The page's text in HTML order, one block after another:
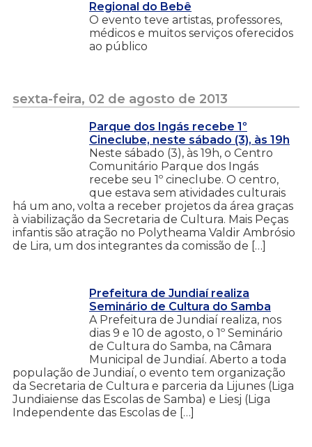
Regional do Bebê
O evento teve artistas, professores,
médicos e muitos serviços oferecidos
ao público
sexta-feira, 02 de agosto de 2013
Parque dos Ingás recebe 1º
Cineclube, neste sábado (3), às 19h
Neste sábado (3), às 19h, o Centro
Comunitário Parque dos Ingás
recebe seu 1º cineclube. O centro,
que estava sem atividades culturais
há um ano, volta a receber projetos da área graças
à viabilização da Secretaria de Cultura. Mais Peças
infantis são atração no Polytheama Valdir Ambrósio
de Lira, um dos integrantes da comissão de […]
Prefeitura de Jundiaí realiza
Seminário de Cultura do Samba
A Prefeitura de Jundiaí realiza, nos
dias 9 e 10 de agosto, o 1º Seminário
de Cultura do Samba, na Câmara
Municipal de Jundiaí. Aberto a toda
população de Jundiaí, o evento tem organização
da Secretaria de Cultura e parceria da Lijunes (Liga
Jundiaiense das Escolas de Samba) e Liesj (Liga
Independente das Escolas de […]